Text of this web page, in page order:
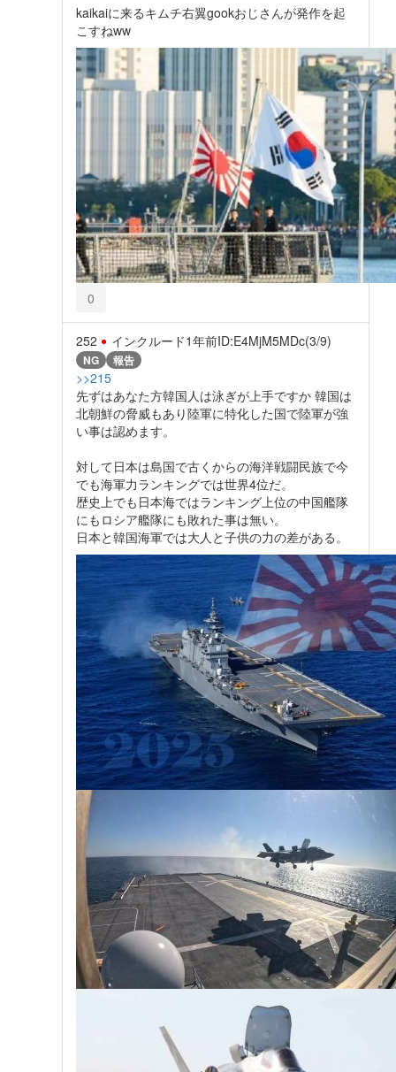
kaikaiに来るキムチ右翼gookおじさんが発作を起
こすねww
0
252 インクルード1年前ID:E4MjM5MDc(3/9)
NG 報告
>>215
先ずはあなた方韓国人は泳ぎが上手ですか 韓国は
北朝鮮の脅威もあり陸軍に特化した国で陸軍が強
い事は認めます。
対して日本は島国で古くからの海洋戦闘民族で今
でも海軍力ランキングでは世界4位だ。
歴史上でも日本海ではランキング上位の中国艦隊
にもロシア艦隊にも敗れた事は無い。
日本と韓国海軍では大人と子供の力の差がある。